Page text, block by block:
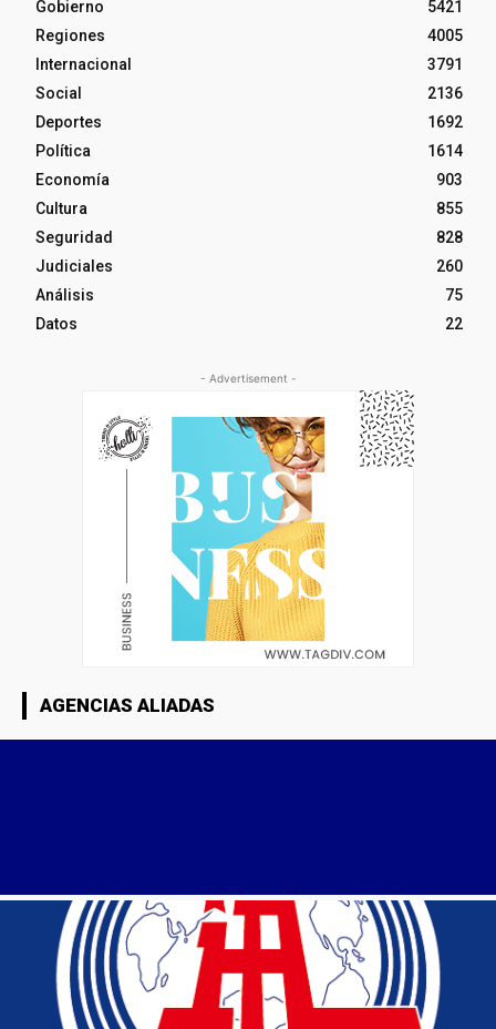
Gobierno
5421
Regiones
4005
Internacional
3791
Social
2136
Deportes
1692
Política
1614
Economía
903
Cultura
855
Seguridad
828
Judiciales
260
Análisis
75
Datos
22
- Advertisement -
AGENCIAS ALIADAS